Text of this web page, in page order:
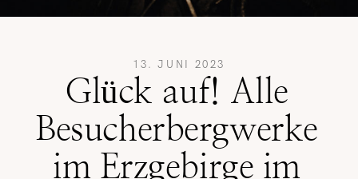
13. JUNI 2023
Glück auf! Alle
Besucherbergwerke
im Erzgebirge im
REISETIPPS